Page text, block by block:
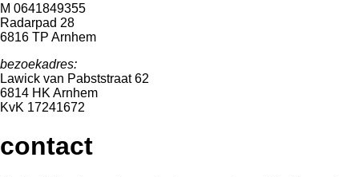
M 0641849355
Radarpad 28
6816 TP Arnhem
bezoekadres:
Lawick van Pabststraat 62
6814 HK Arnhem
KvK 17241672
contact